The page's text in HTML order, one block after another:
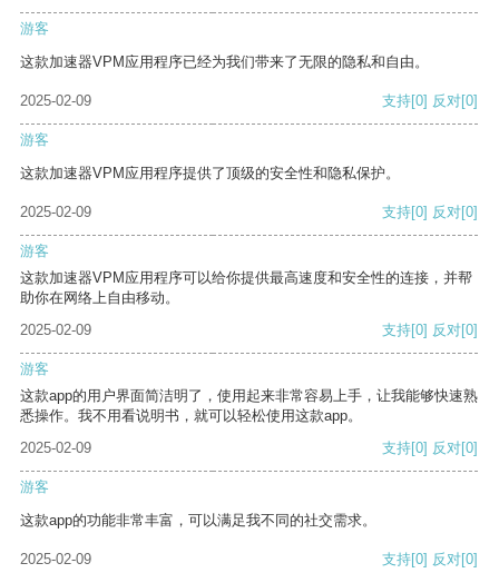
游客
这款加速器VPM应用程序已经为我们带来了无限的隐私和自由。
2025-02-09 支持[0] 反对[0]
游客
这款加速器VPM应用程序提供了顶级的安全性和隐私保护。
2025-02-09 支持[0] 反对[0]
游客
这款加速器VPM应用程序可以给你提供最高速度和安全性的连接，并帮
助你在网络上自由移动。
2025-02-09
支持[0] 反对[0]
游客
这款app的用户界面简洁明了，使用起来非常容易上手，让我能够快速熟
悉操作。我不用看说明书，就可以轻松使用这款app。
2025-02-09
支持[0] 反对[0]
游客
这款app的功能非常丰富，可以满足我不同的社交需求。
2025-02-09 支持[0] 反对[0]